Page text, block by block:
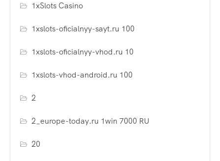
1xSlots Casino
1xslots-oficialnyy-sayt.ru 100
1xslots-oficialnyy-vhod.ru 10
1xslots-vhod-android.ru 100
2
2_europe-today.ru 1win 7000 RU
20